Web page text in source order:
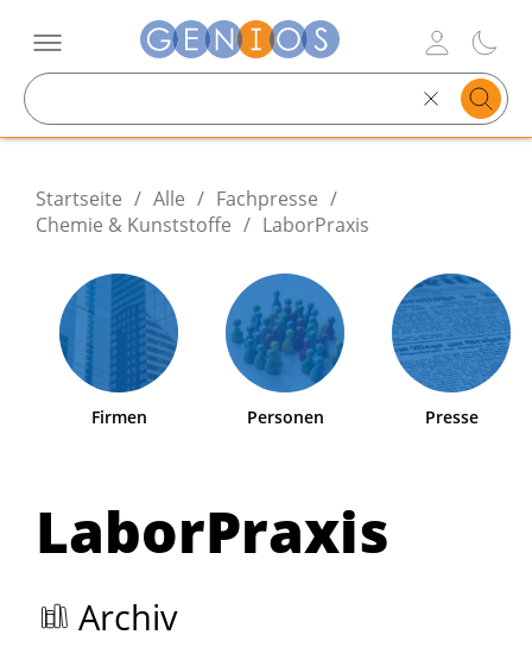
text
Startseite / Alle / Fachpresse /
Chemie & Kunststoffe / LaborPraxis
Firmen Personen Presse
LaborPraxis
Archiv